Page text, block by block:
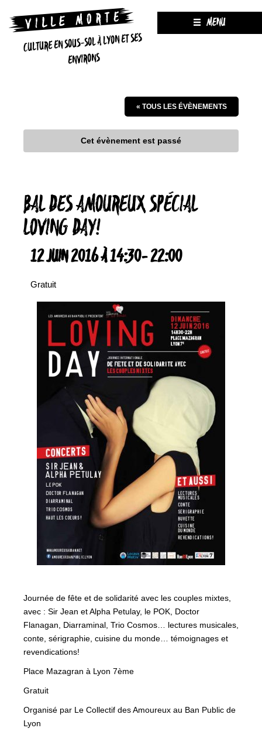
CULTURE EN SOUS-SOL À LYON ET SES
ENVIRONS
MENU
« TOUS LES ÉVÈNEMENTS
Cet évènement est passé
BAL DES AMOUREUX SPÉCIAL
LOVING DAY!
12 JUIN 2016 À 14:30-22:00
Gratuit
Journée de fête et de solidarité avec les couples mixtes,
avec : Sir Jean et Alpha Petulay, le POK, Doctor
Flanagan, Diarraminal, Trio Cosmos… lectures musicales,
conte, sérigraphie, cuisine du monde… témoignages et
revendications!
Place Mazagran à Lyon 7ème
Gratuit
Organisé par Le Collectif des Amoureux au Ban Public de
Lyon